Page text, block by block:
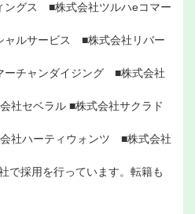
ングス ■株式会社ツルハeコマー
ャルサービス ■株式会社リバー
ーチャンダイジング ■株式会社
社セベラル ■株式会社サクラド
社ハーティウォンツ ■株式会社
で採用を行っています。転籍も